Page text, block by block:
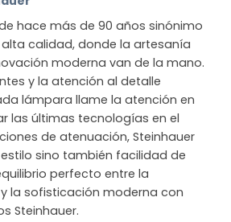
hace más de 90 años sinónimo
calidad, donde la artesanía
moderna van de la mano.
y la atención al detalle
lámpara llame la atención en
las últimas tecnologías en el
de atenuación, Steinhauer
sino también facilidad de
perfecto entre la
la sofisticación moderna con
Steinhauer.